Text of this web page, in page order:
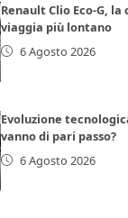
Renault Clio Eco-G,
viaggia più lontano
6 Agosto 2026
Evoluzione
vanno di pari passo?
6 Agosto 2026